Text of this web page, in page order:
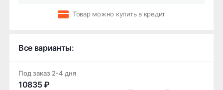
Товар можно купить в кредит
Все варианты:
Под заказ 2-4 дня
10835 ₽